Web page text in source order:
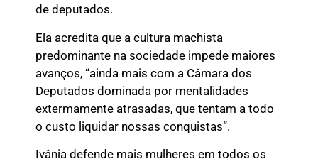
de deputados.
Ela acredita que a cultura machista
predominante na sociedade impede maiores
avanços, “ainda mais com a Câmara dos
Deputados dominada por mentalidades
extermamente atrasadas, que tentam a todo
o custo liquidar nossas conquistas”.
Ivânia defende mais mulheres em todos os